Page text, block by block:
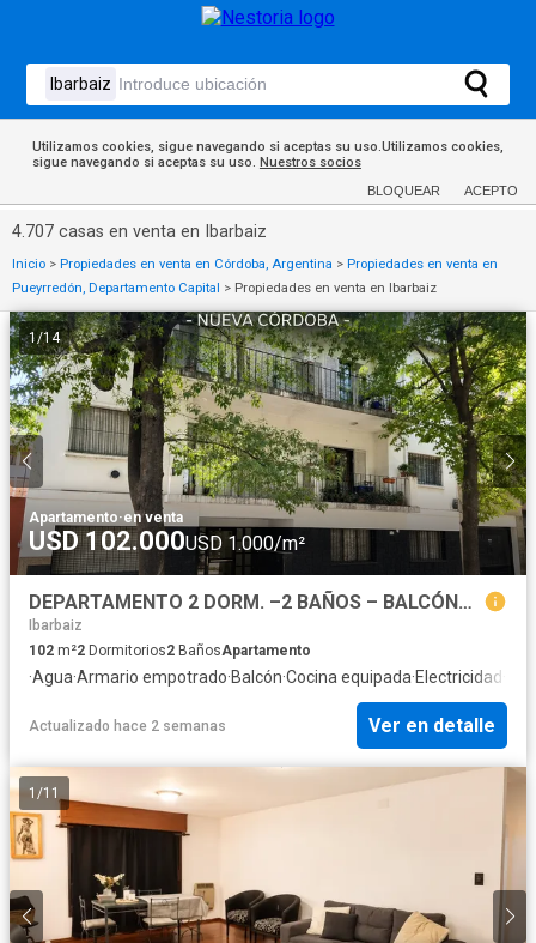
Utilizamos cookies, sigue navegando si aceptas su uso.Utilizamos cookies,
sigue navegando si aceptas su uso. Nuestros socios
BLOQUEAR ACEPTO
4.707 casas en venta en Ibarbaiz
Inicio > Propiedades en venta en Córdoba, Argentina > Propiedades en venta en
Pueyrredón, Departamento Capital > Propiedades en venta en Ibarbaiz
1/14
Apartamento·en venta
USD 102.000USD 1.000/m²
DEPARTAMENTO 2 DORM. –2 BAÑOS – BALCÓN– FRENTE- S/ BV. CHACABUCO 1.100. NUEVA CÓRDOBA
Ibarbaiz
102 m²2 Dormitorios2 BañosApartamento
·Agua·Armario empotrado·Balcón·Cocina equipada·Electricidad
Actualizado hace 2 semanas Ver en detalle
1 /11